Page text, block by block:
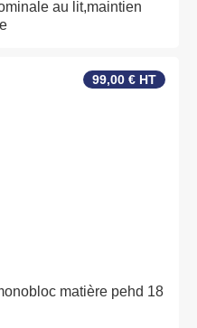
au lit,maintien
99,00 € HT
matière pehd 18